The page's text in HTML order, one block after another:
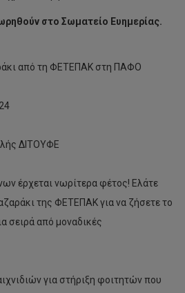
στο Σωματείο Ευημερίας.
από τη ΦΕΤΕΠΑΚ στη ΠΑΦΟ
ΔΙΤΟΥΦΕ
έρχεται νωρίτερα φέτος! Ελάτε
της ΦΕΤΕΠΑΚ για να ζήσετε το
σειρά από μοναδικές
για στήριξη φοιτητών που